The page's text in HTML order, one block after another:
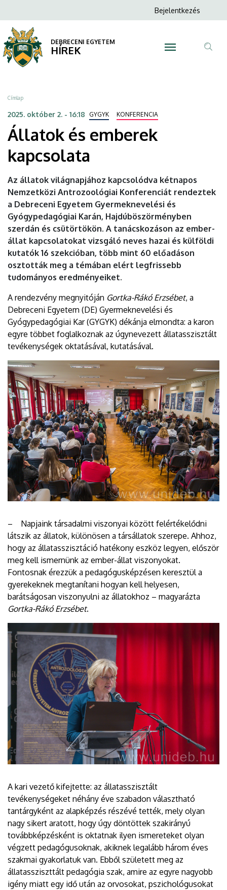
és
emberek
kapcsolata
DEBRECENI
EGYETEM
a
tartalomra
Anonim
menüje
Bejelentkezés
DEBRECENI EGYETEM
HÍREK
Morzsa
Címlap
2025. október 2. - 16:18 GYGYK KONFERENCIA
Állatok és emberek
kapcsolata
Az állatok világnapjához kapcsolódva kétnapos
Nemzetközi Antrozoológiai Konferenciát rendeztek
a Debreceni Egyetem Gyermeknevelési és
Gyógypedagógiai Karán, Hajdúböszörményben
szerdán és csütörtökön. A tanácskozáson az ember-
állat kapcsolatokat vizsgáló neves hazai és külföldi
kutatók 16 szekcióban, több mint 60 előadáson
osztották meg a témában elért legfrissebb
tudományos eredményeiket.
A rendezvény megnyitóján Gortka-Rákó Erzsébet, a
Debreceni Egyetem (DE) Gyermeknevelési és
Gyógypedagógiai Kar (GYGYK) dékánja elmondta: a karon
egyre többet foglalkoznak az úgynevezett állatasszisztált
tevékenységek oktatásával, kutatásával.
– Napjaink társadalmi viszonyai között felértékelődni
látszik az állatok, különösen a társállatok szerepe. Ahhoz,
hogy az állatasszisztáció hatékony eszköz legyen, először
meg kell ismernünk az ember-állat viszonyokat.
Fontosnak érezzük a pedagógusképzésen keresztül a
gyerekeknek megtanítani hogyan kell helyesen,
barátságosan viszonyulni az állatokhoz – magyarázta
Gortka-Rákó Erzsébet.
A kari vezető kifejtette: az állatasszisztált
tevékenységeket néhány éve szabadon választható
tantárgyként az alapképzés részévé tették, mely olyan
nagy sikert aratott, hogy úgy döntöttek szakirányú
továbbképzésként is oktatnak ilyen ismereteket olyan
végzett pedagógusoknak, akiknek legalább három éves
szakmai gyakorlatuk van. Ebből született meg az
állatassziszttált pedagógia szak, amire az egyre nagyobb
igény miatt egy idő után az orvosokat, pszichológusokat